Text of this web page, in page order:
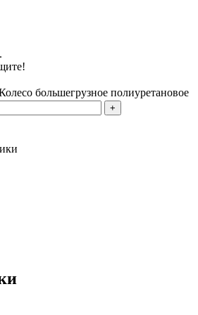
большегрузное полиуретановое
+